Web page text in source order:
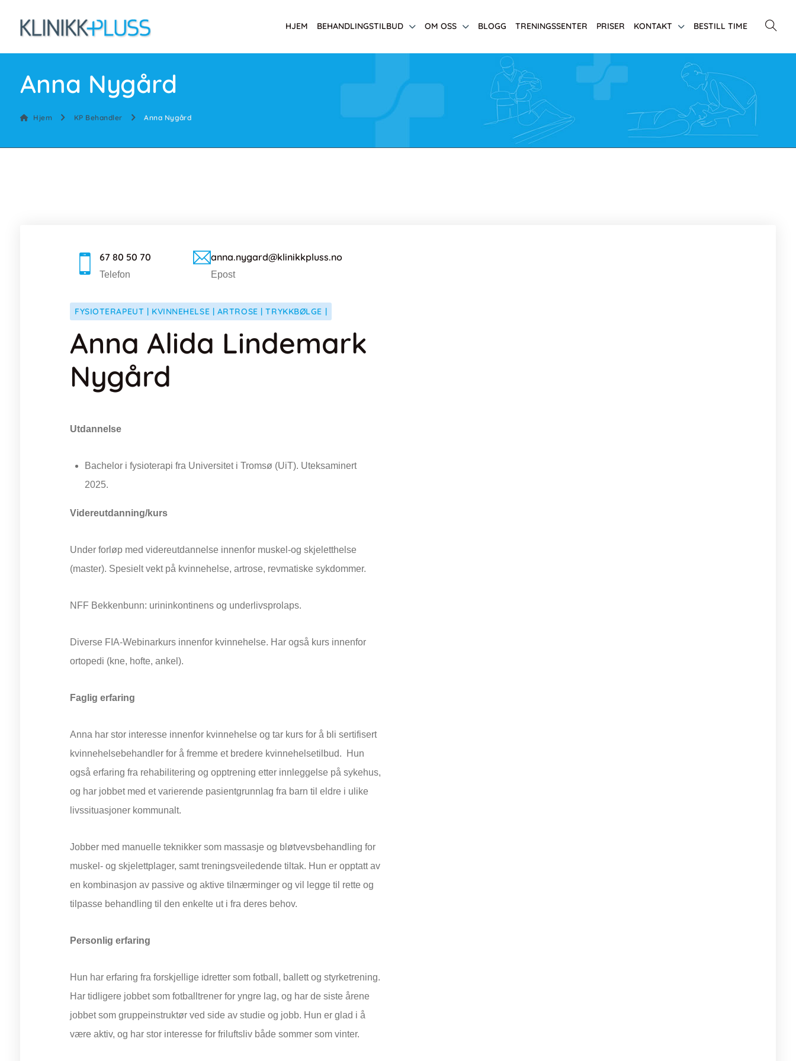
HJEM BEHANDLINGSTILBUD OM OSS BLOGG TRENINGSSENTER PRISER KONTAKT BESTILL TIME
Anna Nygård
Hjem KP Behandler Anna Nygård
67 80 50 70
Telefon
anna.nygard@klinikkpluss.no
Epost
FYSIOTERAPEUT | KVINNEHELSE | ARTROSE | TRYKKBØLGE |
Anna Alida Lindemark
Nygård
Utdannelse
Bachelor i fysioterapi fra Universitet i Tromsø (UiT). Uteksaminert
2025.
Videreutdanning/kurs
Under forløp med videreutdannelse innenfor muskel-og skjeletthelse
(master). Spesielt vekt på kvinnehelse, artrose, revmatiske sykdommer.
NFF Bekkenbunn: urininkontinens og underlivsprolaps.
Diverse FIA-Webinarkurs innenfor kvinnehelse. Har også kurs innenfor
ortopedi (kne, hofte, ankel).
Faglig erfaring
Anna har stor interesse innenfor kvinnehelse og tar kurs for å bli sertifisert
kvinnehelsebehandler for å fremme et bredere kvinnehelsetilbud. Hun
også erfaring fra rehabilitering og opptrening etter innleggelse på sykehus,
og har jobbet med et varierende pasientgrunnlag fra barn til eldre i ulike
livssituasjoner kommunalt.
Jobber med manuelle teknikker som massasje og bløtvevsbehandling for
muskel- og skjelettplager, samt treningsveiledende tiltak. Hun er opptatt av
en kombinasjon av passive og aktive tilnærminger og vil legge til rette og
tilpasse behandling til den enkelte ut i fra deres behov.
Personlig erfaring
Hun har erfaring fra forskjellige idretter som fotball, ballett og styrketrening.
Har tidligere jobbet som fotballtrener for yngre lag, og har de siste årene
jobbet som gruppeinstruktør ved side av studie og jobb. Hun er glad i å
være aktiv, og har stor interesse for friluftsliv både sommer som vinter.